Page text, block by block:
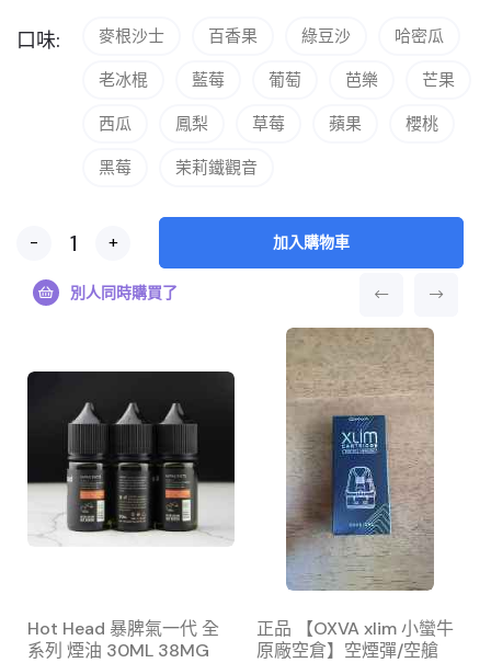
口味: 麥根沙士 百香果 綠豆沙
哈密瓜
老冰棍
藍莓 葡萄 芭樂
芒果
西瓜
鳳梨 草莓 蘋果
櫻桃
黑莓
茉莉鐵觀音
- + 加入購物車
別人同時購買了
Hot Head 暴脾氣一代 全
系列 煙油 30ML 38MG
正品 【OXVA xlim 小蠻牛
原廠空倉】空煙彈/空艙